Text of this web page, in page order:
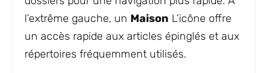
l’extrême gauche, un Maison L’icône offre
un accès rapide aux articles épinglés et aux
répertoires fréquemment utilisés.